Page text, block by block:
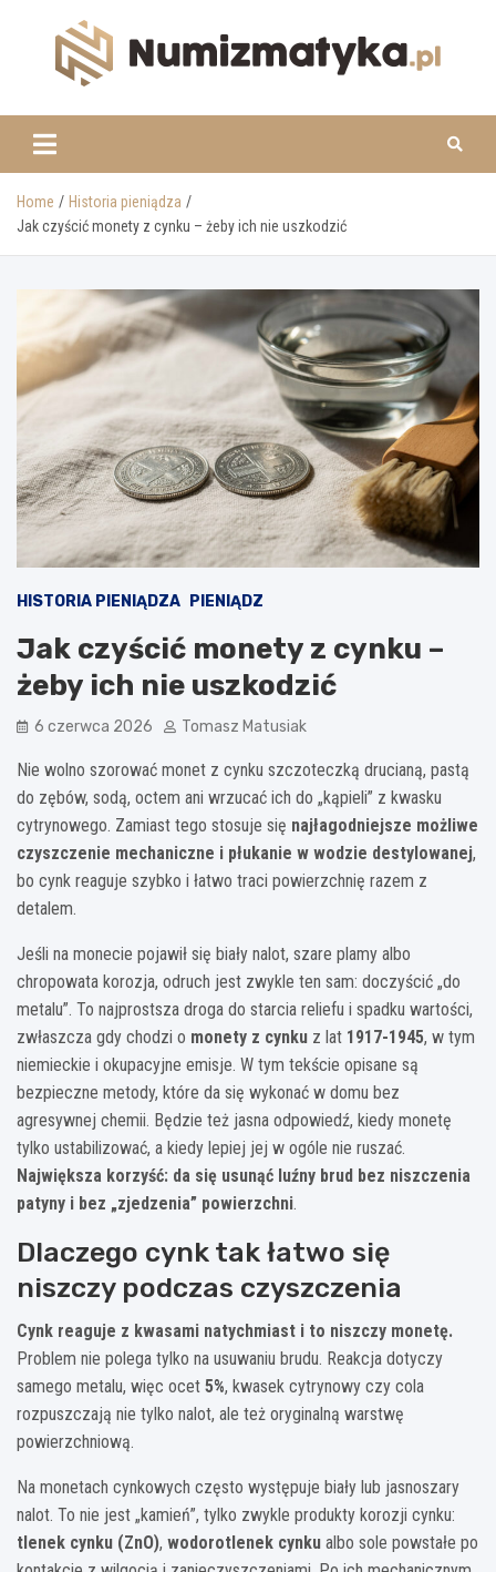
www.numizmatyka.pl
Home
Historia pieniądza
Jak czyścić monety z cynku – żeby ich nie uszkodzić
HISTORIA PIENIĄDZA PIENIĄDZ
Jak czyścić monety z cynku –
żeby ich nie uszkodzić
6 czerwca 2026 Tomasz Matusiak
Nie wolno szorować monet z cynku szczoteczką drucianą, pastą
do zębów, sodą, octem ani wrzucać ich do „kąpieli” z kwasku
cytrynowego. Zamiast tego stosuje się najłagodniejsze możliwe
czyszczenie mechaniczne i płukanie w wodzie destylowanej,
bo cynk reaguje szybko i łatwo traci powierzchnię razem z
detalem.
Jeśli na monecie pojawił się biały nalot, szare plamy albo
chropowata korozja, odruch jest zwykle ten sam: doczyścić „do
metalu”. To najprostsza droga do starcia reliefu i spadku wartości,
zwłaszcza gdy chodzi o monety z cynku z lat 1917-1945, w tym
niemieckie i okupacyjne emisje. W tym tekście opisane są
bezpieczne metody, które da się wykonać w domu bez
agresywnej chemii. Będzie też jasna odpowiedź, kiedy monetę
tylko ustabilizować, a kiedy lepiej jej w ogóle nie ruszać.
Największa korzyść: da się usunąć luźny brud bez niszczenia
patyny i bez „zjedzenia” powierzchni.
Dlaczego cynk tak łatwo się
niszczy podczas czyszczenia
Cynk reaguje z kwasami natychmiast i to niszczy monetę.
Problem nie polega tylko na usuwaniu brudu. Reakcja dotyczy
samego metalu, więc ocet 5%, kwasek cytrynowy czy cola
rozpuszczają nie tylko nalot, ale też oryginalną warstwę
powierzchniową.
Na monetach cynkowych często występuje biały lub jasnoszary
nalot. To nie jest „kamień”, tylko zwykle produkty korozji cynku:
tlenek cynku (ZnO), wodorotlenek cynku albo sole powstałe po